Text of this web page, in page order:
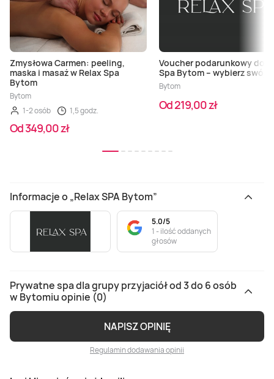
Zmysłowa Carmen: peeling,
maska i masaż w Relax Spa
Bytom
Bytom
1-2 osób
1,5 godz.
Od 349,00 zł
Voucher podarunkowy do
Spa Bytom – wybierz swój
Bytom
Od 219,00 zł
Informacje o „Relax SPA Bytom”
5.0/5
1 - ilość oddanych
głosów
Prywatne spa dla grupy przyjaciół od 3 do 6 osób
w Bytomiu opinie (0)
NAPISZ OPINIĘ
Regulamin dodawania opinii